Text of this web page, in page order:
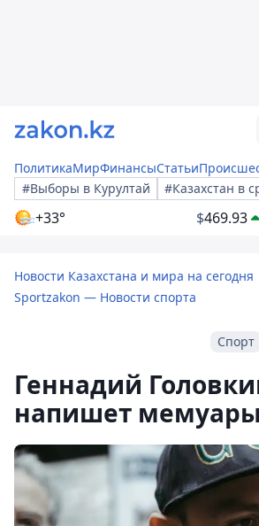
ПолитикаМирФинансыСтатьи
#Выборы в Курултай
#Казахстан в
+33° $469.93
Новости Казахстана и мира на сегодня
Sportzakon — Новости спорта
Спорт
Геннадий
напишет мемуары